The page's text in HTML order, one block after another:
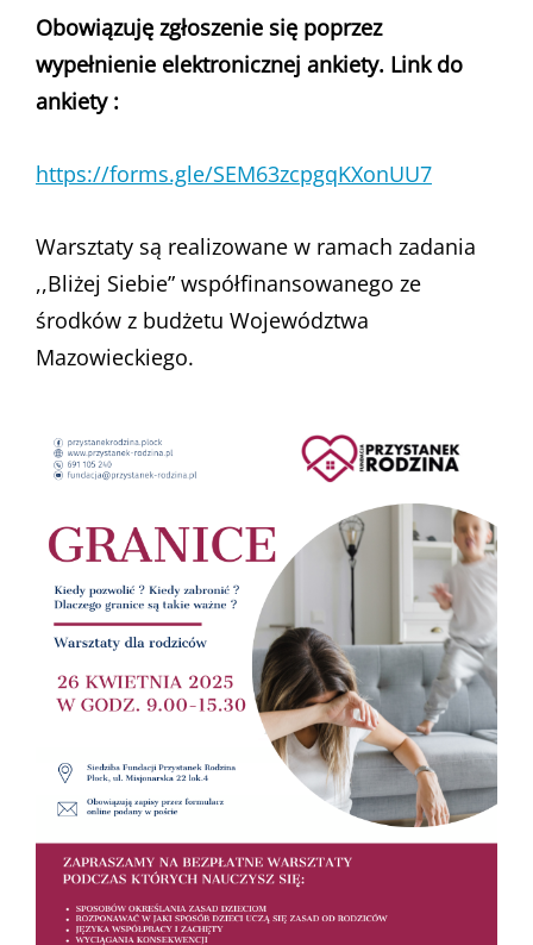
Obowiązuję zgłoszenie się poprzez
wypełnienie elektronicznej ankiety. Link do
ankiety :
https://forms.gle/SEM63zcpgqKXonUU7
Warsztaty są realizowane w ramach zadania
,,Bliżej Siebie” współfinansowanego ze
środków z budżetu Województwa
Mazowieckiego.